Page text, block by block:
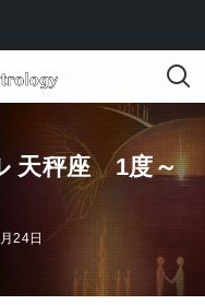
天秤座 1度～
24日